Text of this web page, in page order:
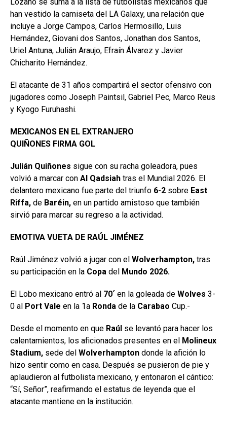
han vestido la camiseta del LA Galaxy, una relación que
incluye a Jorge Campos, Carlos Hermosillo, Luis
Hernández, Giovani dos Santos, Jonathan dos Santos,
Uriel Antuna, Julián Araujo, Efraín Álvarez y Javier
Chicharito Hernández.
El atacante de 31 años compartirá el sector ofensivo con
jugadores como Joseph Paintsil, Gabriel Pec, Marco Reus
y Kyogo Furuhashi.
MEXICANOS EN EL EXTRANJERO
QUIÑONES FIRMA GOL
Julián Quiñones sigue con su racha goleadora, pues
volvió a marcar con Al Qadsiah tras el Mundial 2026. El
delantero mexicano fue parte del triunfo 6-2 sobre East
Riffa, de Baréin, en un partido amistoso que también
sirvió para marcar su regreso a la actividad.
EMOTIVA VUETA DE RAÚL JIMÉNEZ
Raúl Jiménez volvió a jugar con el Wolverhampton, tras
su participación en la Copa del Mundo 2026.
El Lobo mexicano entró al 70´ en la goleada de Wolves 3-
0 al Port Vale en la 1a Ronda de la Carabao Cup.-
Desde el momento en que Raúl se levantó para hacer los
calentamientos, los aficionados presentes en el Molineux
Stadium, sede del Wolverhampton donde la afición lo
hizo sentir como en casa. Después se pusieron de pie y
aplaudieron al futbolista mexicano, y entonaron el cántico:
“Sí, Señor”, reafirmando el estatus de leyenda que el
atacante mantiene en la institución.